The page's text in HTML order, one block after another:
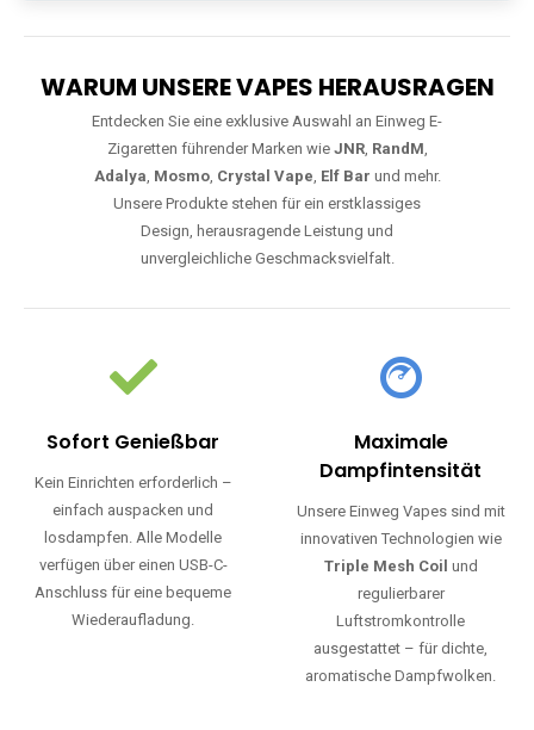
WARUM UNSERE VAPES HERAUSRAGEN
Entdecken Sie eine exklusive Auswahl an Einweg E-
Zigaretten führender Marken wie JNR, RandM,
Adalya, Mosmo, Crystal Vape, Elf Bar und mehr.
Unsere Produkte stehen für ein erstklassiges
Design, herausragende Leistung und
unvergleichliche Geschmacksvielfalt.
Sofort Genießbar
Kein Einrichten erforderlich –
einfach auspacken und
losdampfen. Alle Modelle
verfügen über einen USB-C-
Anschluss für eine bequeme
Wiederaufladung.
Maximale
Dampfintensität
Unsere Einweg Vapes sind mit
innovativen Technologien wie
Triple Mesh Coil und
regulierbarer
Luftstromkontrolle
ausgestattet – für dichte,
aromatische Dampfwolken.